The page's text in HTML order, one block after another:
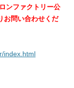
ファクトリー公
お問い合わせくだ
index.html